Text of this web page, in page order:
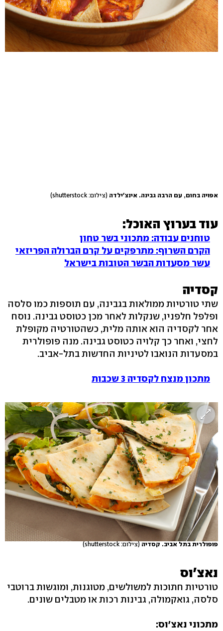
אפויה בחום, עם הרבה גבינה. אינצ'ילדה (צילום: shutterstock)
עוד בערוץ האוכל:
טוחנים עבודה: מתכוני בשר טחון
הקרם השרוף: מתרפקים על קרם הברולה הפריזאי
עשר מסעדות הבשר הטובות בישראל
קסדיה
שתי טורטיות ממולאות בגבינה, עם תוספות כמו סלסה
ופלפל חלפניו, שנקלות לאחר מכן כטוסט גבינה. נוסח
אחר לקסדיה הוא אותה מלית, כשהטורטיה מקופלת
לחצי, ואחר כך קלויה כטוסט גבינה. מנה פופולרית
במסעדות הנואבו לטיניות החדשות בתל-אביב.
מתכון מנצח לקסדיה 3 שכבות
פופולרית בתל אביב. קסדיה (צילום: shutterstock)
נאצ'וס
טורטיות חתוכות למשולשים, מטוגנות, ומוגשות ברוטבי
סלסה, גואקמולה, גבינות רכות או מטבלים שונים.
מתכוני נאצ'וס: